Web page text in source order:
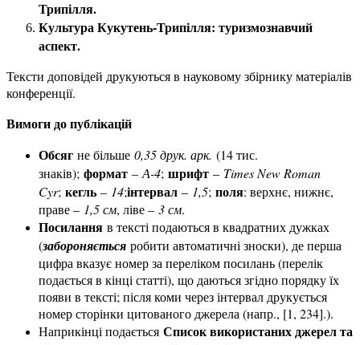
Трипілля.
Культура Кукутень-Трипілля: туризмознавчий
аспект.
Тексти доповідей друкуються в науковому збірнику матеріалів
конференції.
Вимоги до публікацій
Обсяг не більше 0,35 друк. арк. (14 тис.
знаків); формат –А-4; шрифт – Times New Roman
Cyr; кегль – 14;інтервал – 1,5; поля: верхнє, нижнє,
праве – 1,5 см, ліве – 3 см.
Посилання в тексті подаються в квадратних дужках
(забороняється робити автоматичні зноски), де перша
цифра вказує номер за переліком посилань (перелік
подається в кінці статті), що даються згідно порядку їх
появи в тексті; після коми через інтервал друкується
номер сторінки цитованого джерела (напр., [1, 234].).
Наприкінці подається Список використаних джерел та